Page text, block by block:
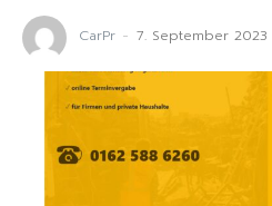
CarPr - 7. September 2023